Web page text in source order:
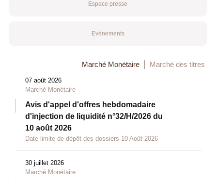
Espace presse
Evénements
Marché Monétaire Marché des titres
07 août 2026
Marché Monétaire
Avis d'appel d'offres hebdomadaire
d'injection de liquidité n°32/H/2026 du
10 août 2026
Date limite de dépôt des dossiers 10 Août 2026
30 juillet 2026
Marché Monétaire